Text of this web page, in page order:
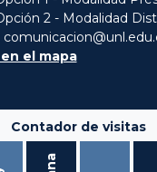
2 - Modalidad
el mapa
Contador de visitas